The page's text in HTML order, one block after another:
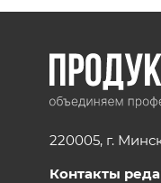
220005, г.
Контакты